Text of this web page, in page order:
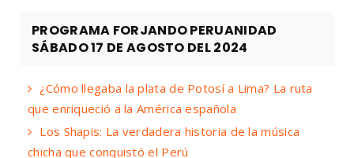
PROGRAMA FORJANDO PERUANIDAD
SÁBADO 17 DE AGOSTO DEL 2024
¿Cómo llegaba la plata de Potosí a Lima? La ruta
que enriqueció a la América española
Los Shapis: La verdadera historia de la música
chicha que conquistó el Perú